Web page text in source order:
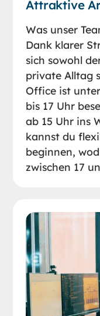
Attraktive
Was unser
Dank klarer
sich sowohl
private Alltag
Office ist
bis 17 Uhr
ab 15 Uhr ins
kannst du
beginnen,
zwischen 17